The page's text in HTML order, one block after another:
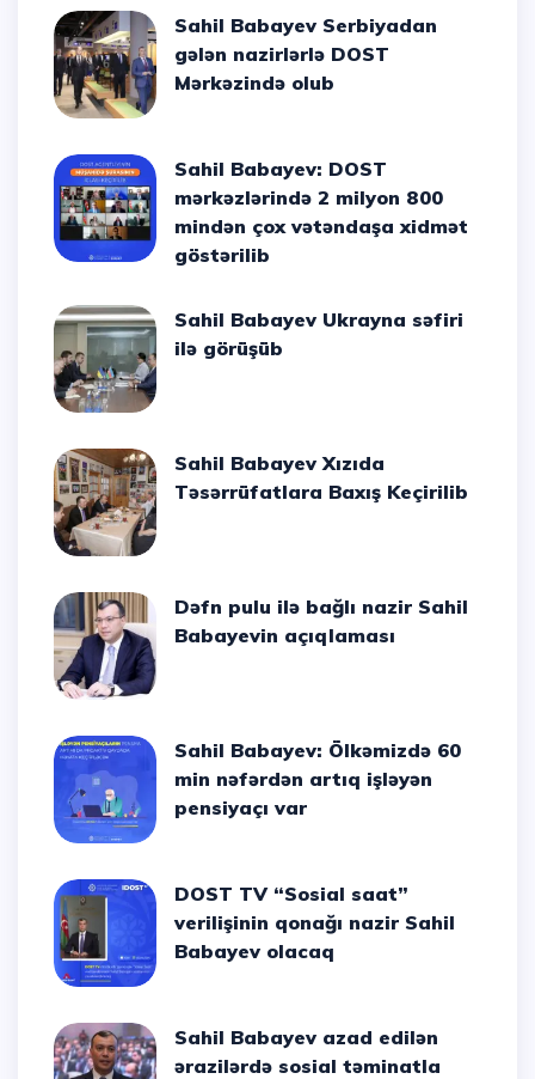
Sahil Babayev Serbiyadan
gələn nazirlərlə DOST
Mərkəzində olub
Sahil Babayev: DOST
mərkəzlərində 2 milyon 800
mindən çox vətəndaşa xidmət
göstərilib
Sahil Babayev Ukrayna səfiri
ilə görüşüb
Sahil Babayev Xızıda
Təsərrüfatlara Baxış Keçirilib
Dəfn pulu ilə bağlı nazir Sahil
Babayevin açıqlaması
Sahil Babayev: Ölkəmizdə 60
min nəfərdən artıq işləyən
pensiyaçı var
DOST TV “Sosial saat”
verilişinin qonağı nazir Sahil
Babayev olacaq
Sahil Babayev azad edilən
ərazilərdə sosial təminatla